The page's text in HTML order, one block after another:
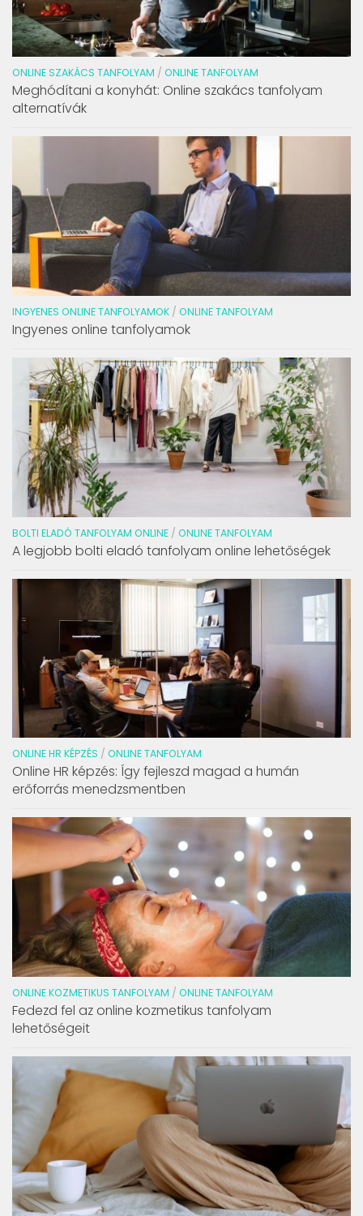
ONLINE SZAKÁCS TANFOLYAM / ONLINE TANFOLYAM
Meghódítani a konyhát: Online szakács tanfolyam
alternatívák
INGYENES ONLINE TANFOLYAMOK / ONLINE TANFOLYAM
Ingyenes online tanfolyamok
BOLTI ELADÓ TANFOLYAM ONLINE / ONLINE TANFOLYAM
A legjobb bolti eladó tanfolyam online lehetőségek
ONLINE HR KÉPZÉS / ONLINE TANFOLYAM
Online HR képzés: Így fejleszd magad a humán
erőforrás menedzsmentben
ONLINE KOZMETIKUS TANFOLYAM / ONLINE TANFOLYAM
Fedezd fel az online kozmetikus tanfolyam
lehetőségeit